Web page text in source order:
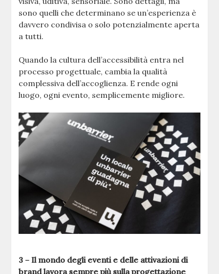
sono quelli che determinano se un’esperienza è
davvero condivisa o solo potenzialmente aperta
a tutti.
Quando la cultura dell’accessibilità entra nel
processo progettuale, cambia la qualità
complessiva dell’accoglienza. E rende ogni
luogo, ogni evento, semplicemente migliore.
3 – Il mondo degli eventi e delle attivazioni di
brand lavora sempre più sulla progettazione